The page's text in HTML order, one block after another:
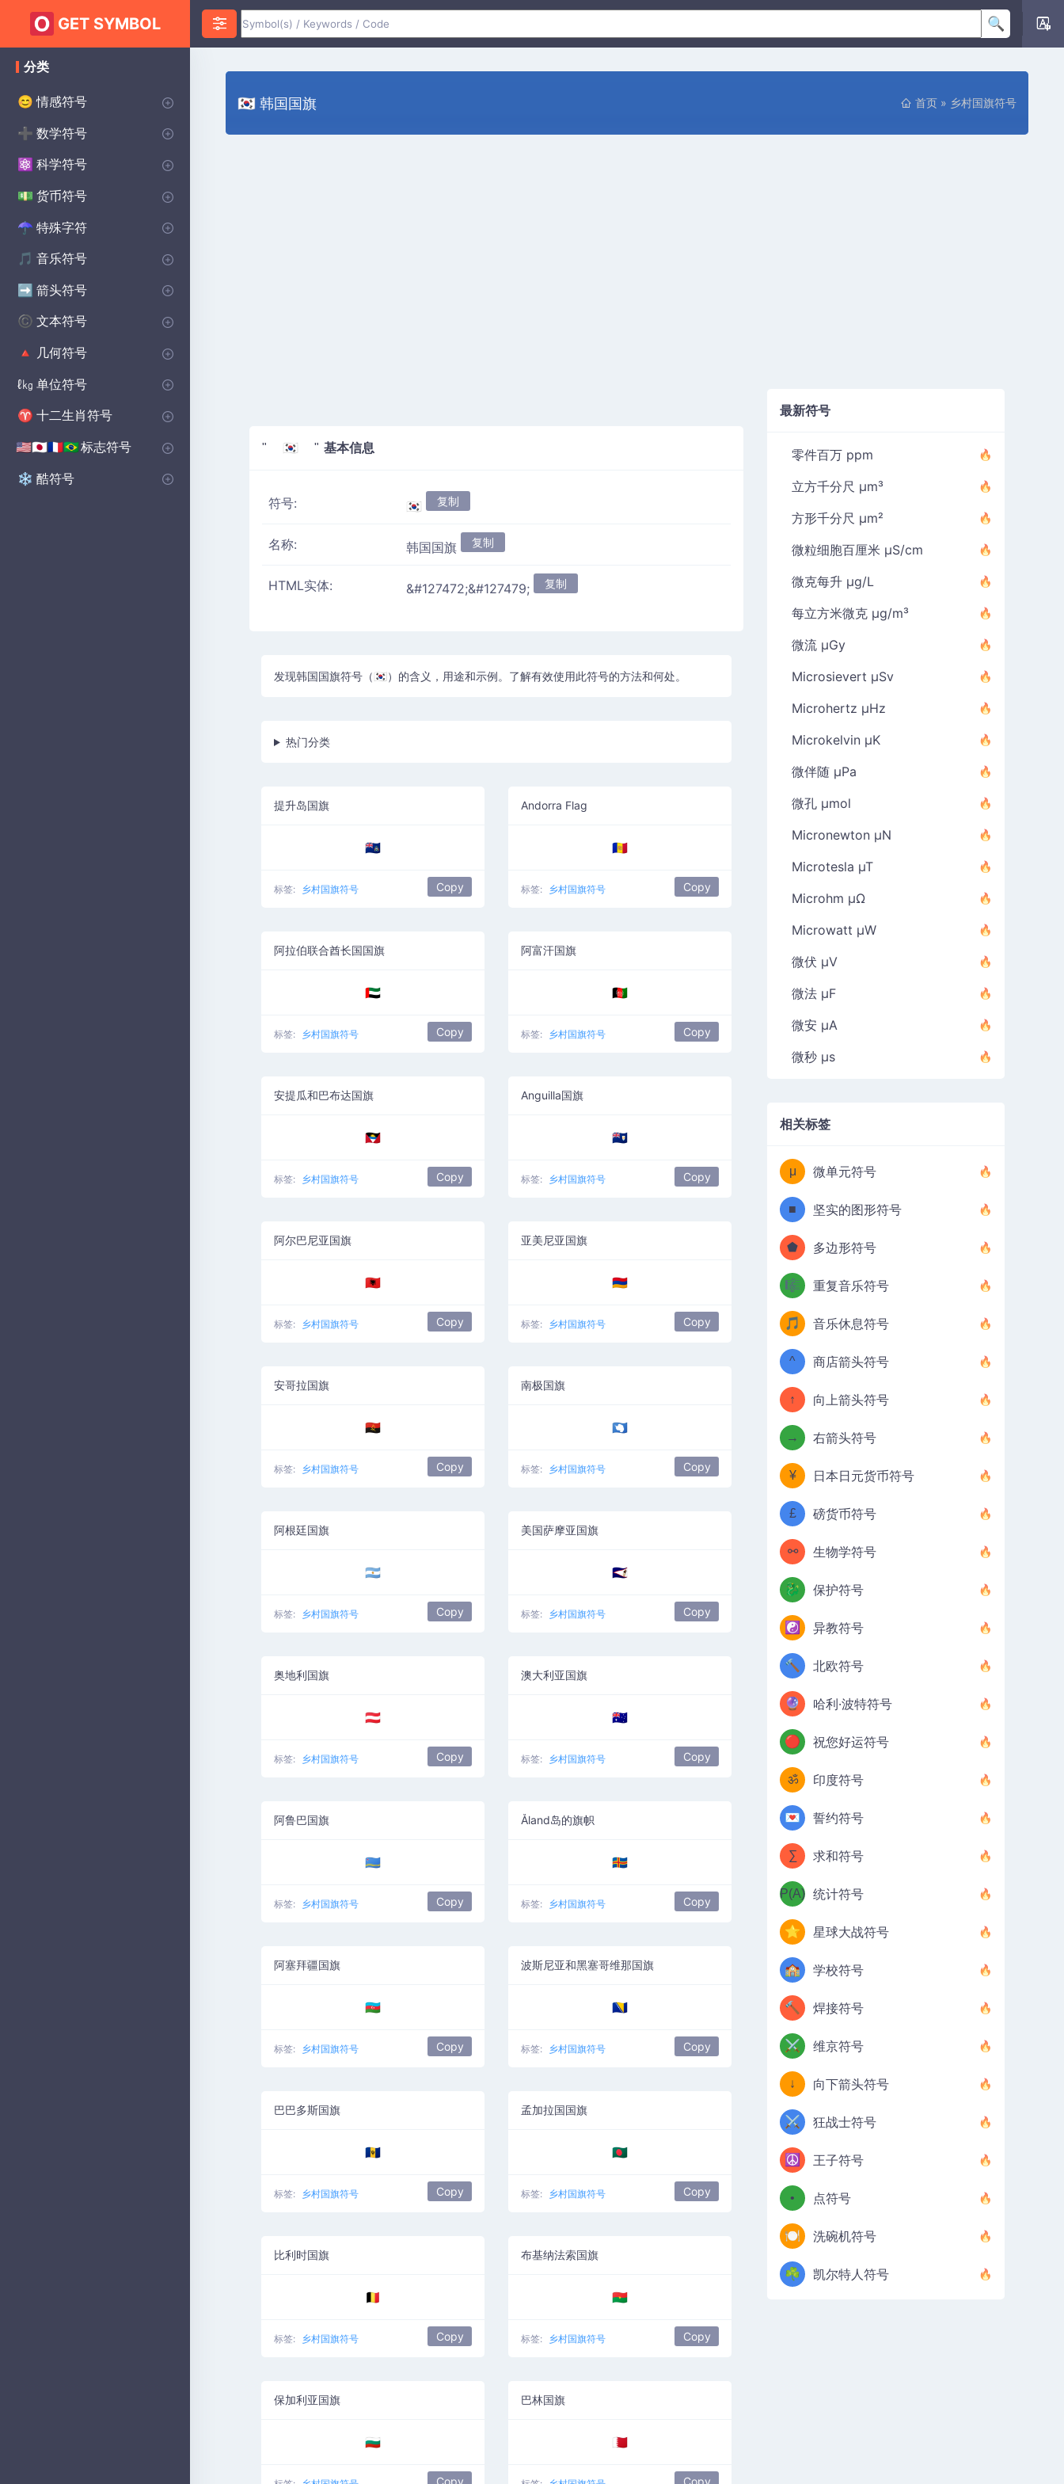
GET SYMBOL
🇰🇷 韩国国旗 首页 » 乡村国旗符号
" 🇰🇷 " 基本信息
符号: 🇰🇷 复制
名称: 韩国国旗 复制
HTML实体: &#127472;&#127479; 复制
发现韩国国旗符号（🇰🇷）的含义，用途和示例。了解有效使用此符号的方法和何处。
热门分类
提升岛国旗
🇦🇨
标签: 乡村国旗符号 Copy
Andorra Flag
🇦🇩
标签: 乡村国旗符号 Copy
阿拉伯联合酋长国国旗
🇦🇪
标签: 乡村国旗符号 Copy
阿富汗国旗
🇦🇫
标签: 乡村国旗符号 Copy
安提瓜和巴布达国旗
🇦🇬
标签: 乡村国旗符号 Copy
Anguilla国旗
🇦🇮
标签: 乡村国旗符号 Copy
阿尔巴尼亚国旗
🇦🇱
标签: 乡村国旗符号 Copy
亚美尼亚国旗
🇦🇲
标签: 乡村国旗符号 Copy
安哥拉国旗
🇦🇴
标签: 乡村国旗符号 Copy
南极国旗
🇦🇶
标签: 乡村国旗符号 Copy
阿根廷国旗
🇦🇷
标签: 乡村国旗符号 Copy
美国萨摩亚国旗
🇦🇸
标签: 乡村国旗符号 Copy
奥地利国旗
🇦🇹
标签: 乡村国旗符号 Copy
澳大利亚国旗
🇦🇺
标签: 乡村国旗符号 Copy
阿鲁巴国旗
🇦🇼
标签: 乡村国旗符号 Copy
Åland岛的旗帜
🇦🇽
标签: 乡村国旗符号 Copy
阿塞拜疆国旗
🇦🇿
标签: 乡村国旗符号 Copy
波斯尼亚和黑塞哥维那国旗
🇧🇦
标签: 乡村国旗符号 Copy
巴巴多斯国旗
🇧🇧
标签: 乡村国旗符号 Copy
孟加拉国国旗
🇧🇩
标签: 乡村国旗符号 Copy
比利时国旗
🇧🇪
标签: 乡村国旗符号 Copy
布基纳法索国旗
🇧🇫
标签: 乡村国旗符号 Copy
保加利亚国旗
🇧🇬
Copy
巴林国旗
🇧🇭
Copy
最新符号
零件百万 ppm
立方千分尺 µm³
方形千分尺 µm²
微粒细胞百厘米 µS/cm
微克每升 µg/L
每立方米微克 µg/m³
微流 µGy
Microsievert µSv
Microhertz µHz
Microkelvin µK
微伴随 µPa
微孔 µmol
Micronewton µN
Microtesla µT
Microhm µΩ
Microwatt µW
微伏 µV
微法 µF
微安 µA
微秒 µs
相关标签
μ 微单元符号
■ 坚实的图形符号
⬟ 多边形符号
🎼 重复音乐符号
🎵 音乐休息符号
^ 商店箭头符号
↑ 向上箭头符号
→ 右箭头符号
¥ 日本日元货币符号
£ 磅货币符号
⚯ 生物学符号
🐉 保护符号
☯️ 异教符号
🔨 北欧符号
🔮 哈利·波特符号
🔴 祝您好运符号
ॐ 印度符号
💌 誓约符号
∑ 求和符号
P(A) 统计符号
⭐ 星球大战符号
🏫 学校符号
🔨 焊接符号
⚔️ 维京符号
↓ 向下箭头符号
⚔️ 狂战士符号
☮️ 王子符号
• 点符号
🍽️ 洗碗机符号
☘️ 凯尔特人符号
分类
😊 情感符号
♥ 心脏符号
❤️ 爱符号
😡 愤怒符号
😰 焦虑符号
😀 快乐的符号
😰 悲伤的符号
😲 惊喜符号
😨 恐惧符号
😊 笑脸符号
💌 誓约符号
🔴 祝您好运符号
➕ 数学符号
♾️ 无限符号
∑ 代数符号
⌀ 几何符号
π PI符号
Δ 三角洲符号
√ 平方根符号
α alpha符号
> 大于符号
< 小于符号
Σ Sigma符号
± 加上减去符号
÷ 分隔符号
λ lambda符号
P(A)统计符号
∑ 求和符号
⚛️ 科学符号
Ac 化学符号
β 物理符号
Θ theta符号
° 学位符号
Ω 欧米茄符号
⚯ 生物学符号
💵 货币符号
$ 主要世界货币
¢ 美分符号
£ 磅货币符号
¥ 日本日元货币符号
☂︎ 特殊字符
: 标点符号
⚜ 装饰符号
• 点符号
☮️ 王子符号
⚔️ 狂战士符号
⚔️ 维京符号
🔨 焊接符号
🏫 学校符号
⭐ 星球大战符号
ॐ 印度符号
☯️ 异教符号
🎵 音乐符号
♩ 注释符号
♯ CLEFS符号
🎵 音乐休息符号
🎼 重复音乐符号
➡️ 箭头符号
➡️ 方向箭头
↓ 向下箭头符号
→ 右箭头符号
↑ 向上箭头符号
^ 商店箭头符号
©️ 文本符号
©️ 版权符号
♀ 女性符号
❤️ 美学符号
♂ 男性符号
🦇 蝙蝠侠符号
Ⓐ 无政府状态符号
✝️ 交叉符号
¶ 段落符号
🚗 汽车符号
🧩 自闭症符号
☘️ 凯尔特人符号
🍽️ 洗碗机符号
🔮 哈利·波特符号
🔨 北欧符号
🐉 保护符号
🔺 几何符号
🔺 基本形状符号
⬟ 多边形符号
■ 坚实的图形符号
ℓ㎏ 单位符号
📏 音量单位符号
μ 微单元符号
♈ 十二生肖符号
♈ 西部十二生肖符号
🇺🇸🇯🇵🇫🇷🇧🇷标志符号
の 国家符号
🇺🇸🇬🇧🇨🇳
❄️ 酷符号